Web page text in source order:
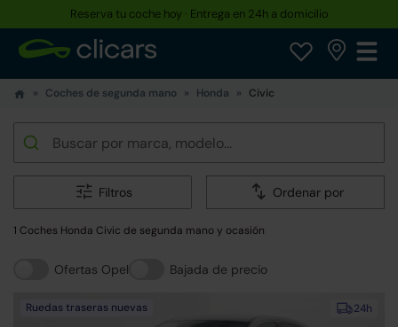
Reserva tu coche hoy · Entrega en 24h a domicilio
Coches de segunda mano Honda Civic
Filtros Ordenar por
1 Coches Honda Civic de segunda mano y ocasión
Ofertas Opel Bajada de precio
24h
Ruedas traseras nuevas